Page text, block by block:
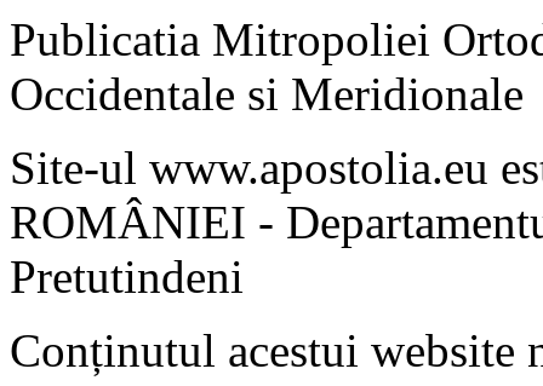
Publicatia Mitropoliei
Occidentale si Meridionale
Site-ul www.apostolia.eu
ROMÂNIEI -
Pretutindeni
Conținutul acestui website